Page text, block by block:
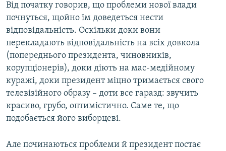
Від початку говорив, що проблеми нової влади
почнуться, щойно їм доведеться нести
відповідальність. Оскільки доки вони
перекладають відповідальність на всіх довкола
(попереднього президента, чиновників,
корупціонерів), доки діють на мас-медійному
куражі, доки президент міцно тримається свого
телевізійного образу – доти все гаразд: звучить
красиво, грубо, оптимістично. Саме те, що
подобається його виборцеві.
Але починаються проблеми й президент постає